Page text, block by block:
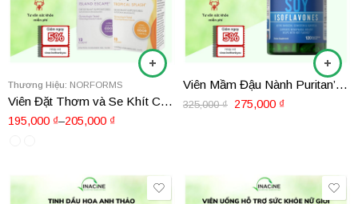
Thương Hiệu: NORFORMS
Viên Đặt Thơm và Se Khít Cô Bé Norforms
195,000 ₫–205,000 ₫
Viên Mầm Đậu Nành Puritan’s Pride Soy Isoflavones 120 viên
325,000₫ 275,000 ₫